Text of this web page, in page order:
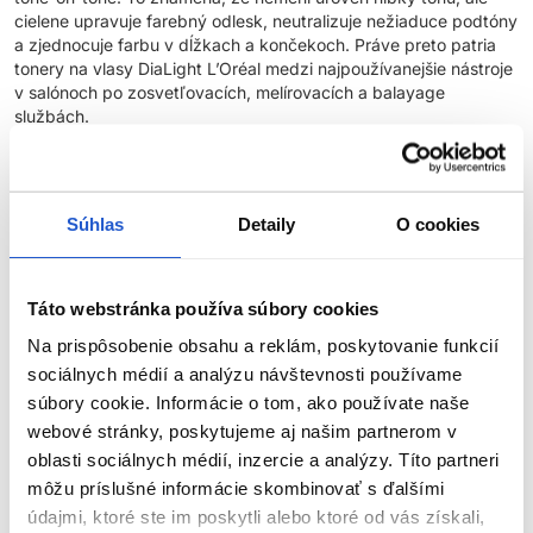
Súhlas Detaily O cookies
Táto webstránka používa súbory cookies
Na prispôsobenie obsahu a reklám, poskytovanie funkcií
sociálnych médií a analýzu návštevnosti používame
súbory cookie. Informácie o tom, ako používate naše
webové stránky, poskytujeme aj našim partnerom v
oblasti sociálnych médií, inzercie a analýzy. Títo partneri
môžu príslušné informácie skombinovať s ďalšími
údajmi, ktoré ste im poskytli alebo ktoré od vás získali,
cielene upravuje farebný odlesk, neutralizuje nežiaduce podtóny
a zjednocuje farbu v dĺžkach a končekoch. Práve preto patria
tonery na vlasy DiaLight L’Oréal medzi najpoužívanejšie nástroje
v salónoch po zosvetľovacích, melírovacích a balayage
službách.
Profesionálne tónovanie vlasov s dôrazom na kvalitu vlasu
DiaLight L’Oréal Professionnel je demi-permanentná tónovacia
povrch a výrazne zlepšuje optickú kvalitu vlasov. Výsledkom je
čistý, rovnomerný tón a intenzívny profesionálny lesk bez pocitu
zaťaženia.
Táto farba na vlasy L’Oréal je ideálna:
Na neutralizáciu nežiaducich žltých, oranžových alebo
teplých odleskov vo vlasoch
Na oživenie farby vlasov medzi permanentnými farbeniami
ZOBRAZIŤ VIAC